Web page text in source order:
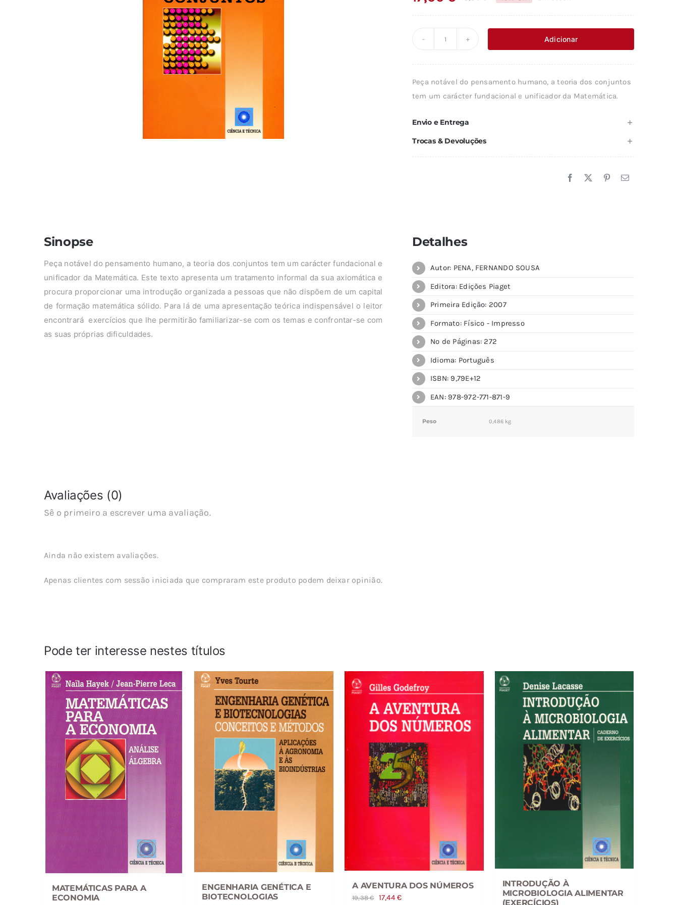
O
era:
O
é:
Adicionar
Peça notável do pensamento humano, a teoria dos conjuntos
tem um carácter fundacional e unificador da Matemática.
Envio e Entrega
Trocas & Devoluções
Sinopse
Peça notável do pensamento humano, a teoria dos conjuntos tem um carácter fundacional e
unificador da Matemática. Este texto apresenta um tratamento informal da sua axiomática e
procura proporcionar uma introdução organizada a pessoas que não dispõem de um capital
de formação matemática sólido. Para lá de uma apresentação teórica indispensável o leitor
encontrará exercícios que lhe permitirão familiarizar-se com os temas e confrontar-se com
as suas próprias dificuldades.
Detalhes
Autor: PENA, FERNANDO SOUSA
Editora: Edições Piaget
Primeira Edição: 2007
Formato: Físico - Impresso
Nº de Páginas: 272
Idioma: Português
ISBN: 9,79E+12
EAN: 978-972-771-871-9
Peso 0,486 kg
Avaliações (0)
Sê o primeiro a escrever uma avaliação.
Ainda não existem avaliações.
Apenas clientes com sessão iniciada que compraram este produto podem deixar opinião.
Pode ter interesse nestes títulos
MATEMÁTICAS PARA A
ECONOMIA
ENGENHARIA GENÉTICA E
BIOTECNOLOGIAS
A AVENTURA DOS NÚMEROS
19,38€
O
17,44€O
INTRODUÇÃO À
MICROBIOLOGIA ALIMENTAR
(EXERCÍCIOS)